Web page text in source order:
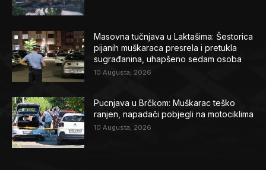
Masovna tučnjava u Laktašima: Šestorica
pijanih muškaraca presrela i pretukla
sugrađanina, uhapšeno sedam osoba
10 Augusta, 2026
Pucnjava u Brčkom: Muškarac teško
ranjen, napadači pobjegli na motociklima
10 Augusta, 2026